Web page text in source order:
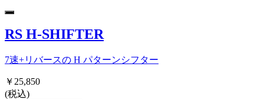
RS H-SHIFTER
7速+リバースの H パターンシフター
￥25,850
(税込)